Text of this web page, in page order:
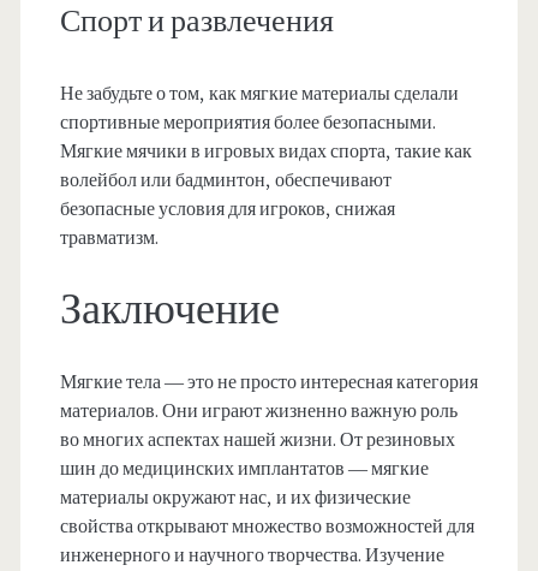
Спорт и развлечения
Не забудьте о том, как мягкие материалы сделали
спортивные мероприятия более безопасными.
Мягкие мячики в игровых видах спорта, такие как
волейбол или бадминтон, обеспечивают
безопасные условия для игроков, снижая
травматизм.
Заключение
Мягкие тела — это не просто интересная категория
материалов. Они играют жизненно важную роль
во многих аспектах нашей жизни. От резиновых
шин до медицинских имплантатов — мягкие
материалы окружают нас, и их физические
свойства открывают множество возможностей для
инженерного и научного творчества. Изучение